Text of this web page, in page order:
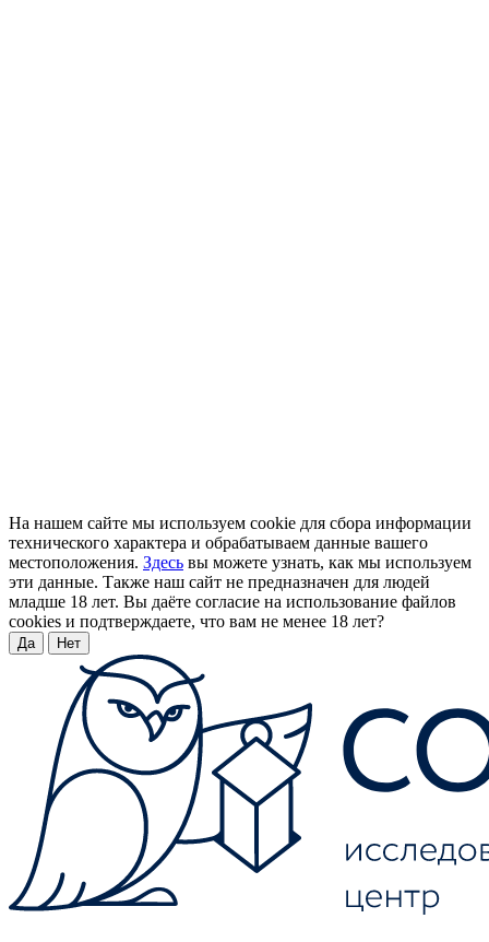
На нашем сайте мы используем cookie для сбора информации
технического характера и обрабатываем данные вашего
местоположения. Здесь вы можете узнать, как мы используем
эти данные. Также наш сайт не предназначен для людей
младше 18 лет. Вы даёте согласие на использование файлов
cookies и подтверждаете, что вам не менее 18 лет?
Да Нет